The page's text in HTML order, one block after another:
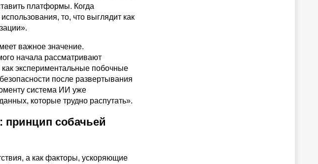
платформы. Когда
то, что выглядит как
важное значение.
начала рассматривают
экспериментальные побочные
после развертывания
система ИИ уже
которые трудно распутать».
собачьей
а как факторы, ускоряющие